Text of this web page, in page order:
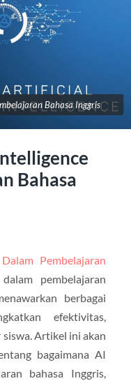
Bahasa Inggris
Bahasa
Pembelajaran
pembelajaran
berbagai
efektivitas,
Artikel ini akan
bagaimana AI
bahasa Inggris,